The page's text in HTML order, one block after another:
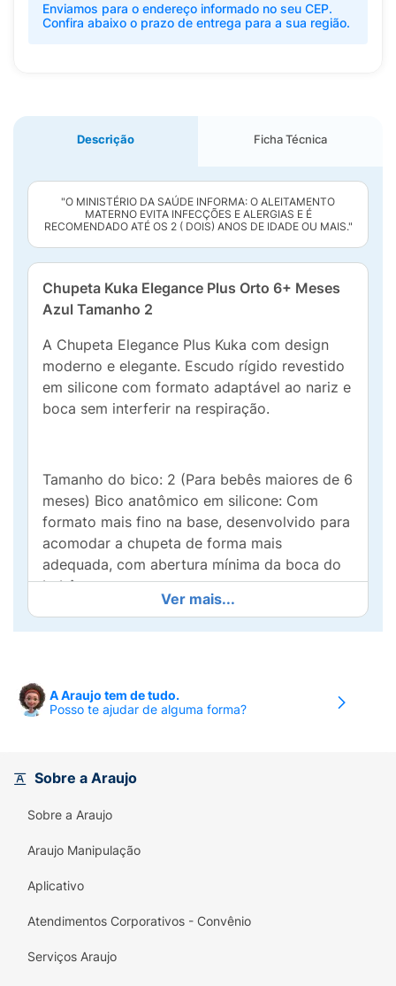
Enviamos para o endereço informado no seu CEP.
Confira abaixo o prazo de entrega para a sua região.
Descrição Ficha Técnica
"O MINISTÉRIO DA SAÚDE INFORMA: O ALEITAMENTO
MATERNO EVITA INFECÇÕES E ALERGIAS E É
RECOMENDADO ATÉ OS 2 ( DOIS) ANOS DE IDADE OU MAIS."
Chupeta Kuka Elegance Plus Orto 6+ Meses
Azul Tamanho 2
A Chupeta Elegance Plus Kuka com design
moderno e elegante. Escudo rígido revestido
em silicone com formato adaptável ao nariz e
boca sem interferir na respiração.
Tamanho do bico: 2 (Para bebês maiores de 6
meses) Bico anatômico em silicone: Com
formato mais fino na base, desenvolvido para
acomodar a chupeta de forma mais
adequada, com abertura mínima da boca do
bebê.
Orifícios de ventilação: Facilitam a circulação
e qualidade: O bico de silicone Kuka é macio
e textura suave, atóxico, antialérgico,
Livre de BPA
Composição: PPSU e Silicone
Certificação: CE-PUR/IQB 00108 | NBR 10.334
– OCP 0006
Ver mais...
A Araujo tem de tudo.
Posso te ajudar de alguma forma?
Sobre a Araujo
Sobre a Araujo
Araujo Manipulação
Aplicativo
Atendimentos Corporativos - Convênio
Serviços Araujo